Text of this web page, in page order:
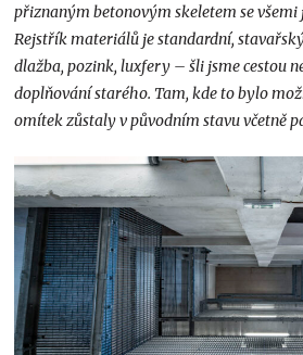
přiznaným betonovým skeletem se
Rejstřík materiálů je standardní,
dlažba, pozink, luxfery – šli jsme cestou
doplňování starého. Tam, kde to bylo
omítek zůstaly v původním stavu včetně